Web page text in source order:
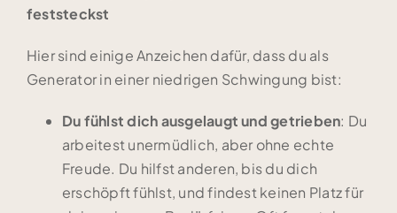
feststeckst
Hier sind einige Anzeichen dafür, dass du als
Generator in einer niedrigen Schwingung bist:
Du fühlst dich ausgelaugt und getrieben: Du
arbeitest unermüdlich, aber ohne echte
Freude. Du hilfst anderen, bis du dich
erschöpft fühlst, und findest keinen Platz für